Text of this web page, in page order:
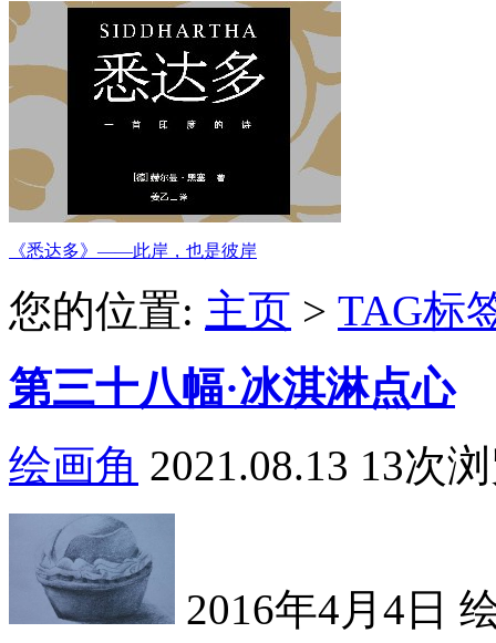
《悉达多》——此岸，也是彼岸
您的位置: 主页 > TAG标
第三十八幅·冰淇淋点心
绘画角 2021.08.13 13次
2016年4月4日